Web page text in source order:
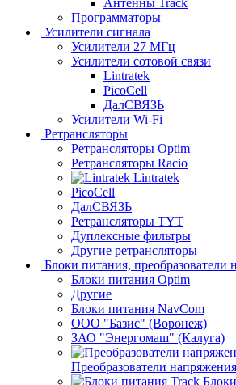
Антенны Track
Программаторы
Усилители сигнала
Усилители 27 МГц
Усилители сотовой связи
Lintratek
PicoCell
ДалСВЯЗЬ
Усилители Wi-Fi
Ретрансляторы
Ретрансляторы Optim
Ретрансляторы Racio
Lintratek
PicoCell
ДалСВЯЗЬ
Ретрансляторы TYT
Дуплексные фильтры
Другие ретрансляторы
Блоки питания, преобразователи
Блоки питания Optim
Другие
Блоки питания NavCom
ООО "Базис" (Воронеж)
ЗАО "Энергомаш" (Калуга)
Преобразователи